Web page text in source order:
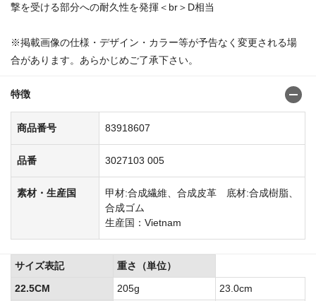
撃を受ける部分への耐久性を発揮＜br＞D相当
※掲載画像の仕様・デザイン・カラー等が予告なく変更される場
合があります。あらかじめご了承下さい。
特徴
商品番号 83918607
品番 3027103 005
素材・生産国
甲材:合成繊維、合成皮革 底材:合成樹脂、
合成ゴム
生産国：Vietnam
サイズ表記
重さ（単位）
22.5CM
205g
23.0cm